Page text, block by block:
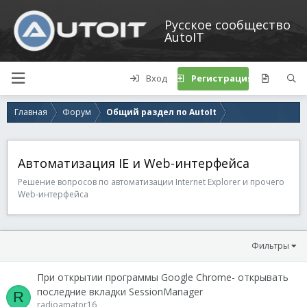
Русское сообщество
AutoIT
Вход Регистрация
Главная Форум Общий раздел по AutoIt
Автоматизация IE и Web-интерфейса
Решение вопросов по автоматизации Internet Explorer и прочего
Web-интерфейса
Фильтры
R
При открытии программы Google Chrome- открывать
последние вкладки SessionManager
radioamator16